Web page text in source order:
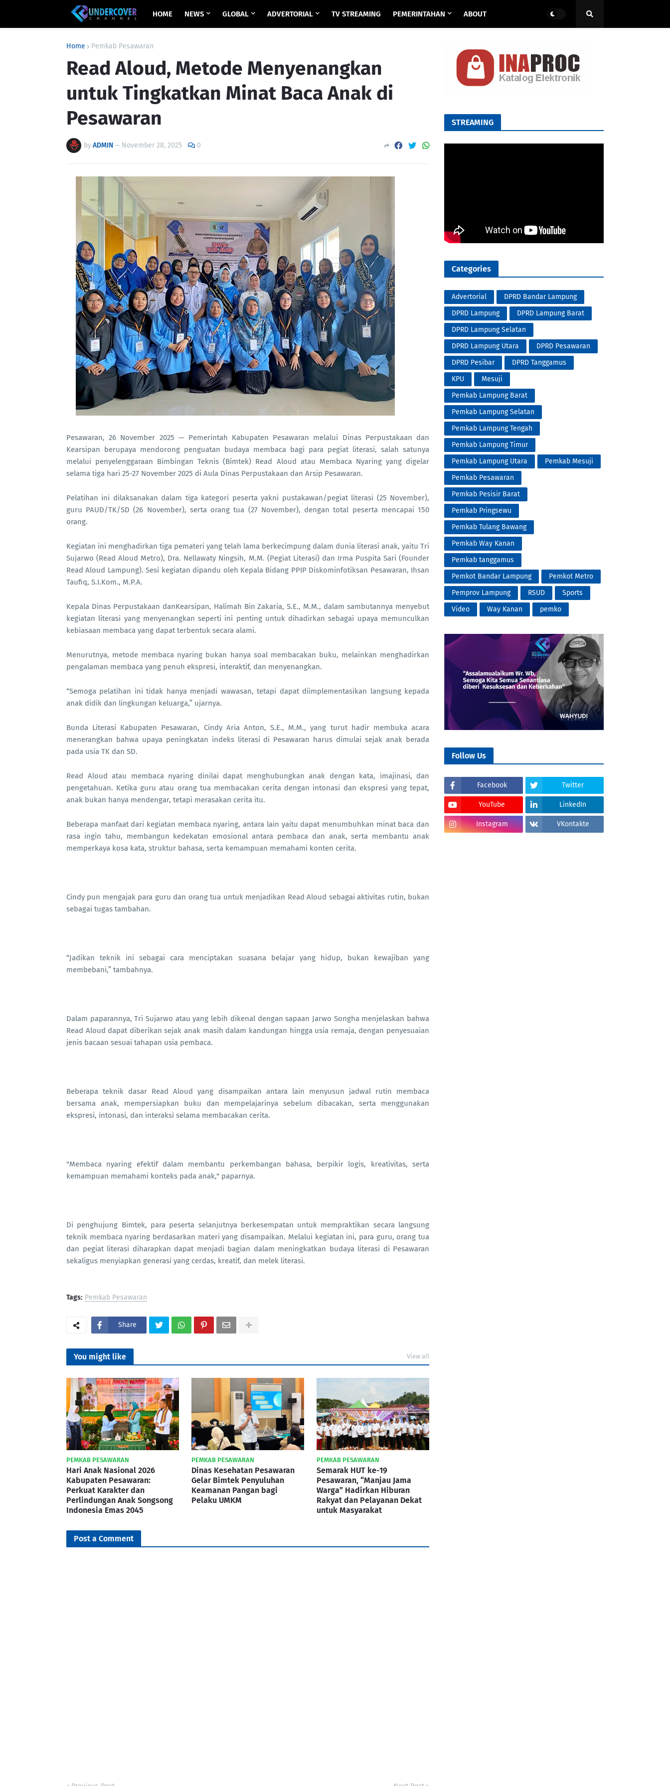
HOME NEWS GLOBAL ADVERTORIAL TV STREAMING PEMERINTAHAN ABOUT
Home Pemkab Pesawaran
Read Aloud, Metode Menyenangkan
untuk Tingkatkan Minat Baca Anak di
Pesawaran
byADMIN— November 28, 2025 0
Pesawaran, 26 November 2025 — Pemerintah Kabupaten Pesawaran melalui Dinas Perpustakaan dan
Kearsipan berupaya mendorong penguatan budaya membaca bagi para pegiat literasi, salah satunya
melalui penyelenggaraan Bimbingan Teknis (Bimtek) Read Aloud atau Membaca Nyaring yang digelar
selama tiga hari 25-27 November 2025 di Aula Dinas Perpustakaan dan Arsip Pesawaran.
Pelatihan ini dilaksanakan dalam tiga kategori peserta yakni pustakawan/pegiat literasi (25 November),
guru PAUD/TK/SD (26 November), serta orang tua (27 November), dengan total peserta mencapai 150
orang.
Kegiatan ini menghadirkan tiga pemateri yang telah lama berkecimpung dalam dunia literasi anak, yaitu Tri
Sujarwo (Read Aloud Metro), Dra. Nellawaty Ningsih, M.M. (Pegiat Literasi) dan Irma Puspita Sari (Founder
Read Aloud Lampung). Sesi kegiatan dipandu oleh Kepala Bidang PPIP Diskominfotiksan Pesawaran, Ihsan
Taufiq, S.I.Kom., M.P.A.
Kepala Dinas Perpustakaan danKearsipan, Halimah Bin Zakaria, S.E., M.M., dalam sambutannya menyebut
kegiatan literasi yang menyenangkan seperti ini penting untuk dihadirkan sebagai upaya memunculkan
kebiasaan membaca yang dapat terbentuk secara alami.
Menurutnya, metode membaca nyaring bukan hanya soal membacakan buku, melainkan menghadirkan
pengalaman membaca yang penuh ekspresi, interaktif, dan menyenangkan.
“Semoga pelatihan ini tidak hanya menjadi wawasan, tetapi dapat diimplementasikan langsung kepada
anak didik dan lingkungan keluarga,” ujarnya.
Bunda Literasi Kabupaten Pesawaran, Cindy Aria Anton, S.E., M.M., yang turut hadir membuka acara
menerangkan bahwa upaya peningkatan indeks literasi di Pesawaran harus dimulai sejak anak berada
pada usia TK dan SD.
Read Aloud atau membaca nyaring dinilai dapat menghubungkan anak dengan kata, imajinasi, dan
pengetahuan. Ketika guru atau orang tua membacakan cerita dengan intonasi dan ekspresi yang tepat,
anak bukan hanya mendengar, tetapi merasakan cerita itu.
Beberapa manfaat dari kegiatan membaca nyaring, antara lain yaitu dapat menumbuhkan minat baca dan
rasa ingin tahu, membangun kedekatan emosional antara pembaca dan anak, serta membantu anak
memperkaya kosa kata, struktur bahasa, serta kemampuan memahami konten cerita.
Cindy pun mengajak para guru dan orang tua untuk menjadikan Read Aloud sebagai aktivitas rutin, bukan
sebagai tugas tambahan.
“Jadikan teknik ini sebagai cara menciptakan suasana belajar yang hidup, bukan kewajiban yang
membebani,” tambahnya.
Dalam paparannya, Tri Sujarwo atau yang lebih dikenal dengan sapaan Jarwo Songha menjelaskan bahwa
Read Aloud dapat diberikan sejak anak masih dalam kandungan hingga usia remaja, dengan penyesuaian
jenis bacaan sesuai tahapan usia pembaca.
Beberapa teknik dasar Read Aloud yang disampaikan antara lain menyusun jadwal rutin membaca
bersama anak, mempersiapkan buku dan mempelajarinya sebelum dibacakan, serta menggunakan
ekspresi, intonasi, dan interaksi selama membacakan cerita.
"Membaca nyaring efektif dalam membantu perkembangan bahasa, berpikir logis, kreativitas, serta
kemampuan memahami konteks pada anak," paparnya.
Di penghujung Bimtek, para peserta selanjutnya berkesempatan untuk mempraktikan secara langsung
teknik membaca nyaring berdasarkan materi yang disampaikan. Melalui kegiatan ini, para guru, orang tua
dan pegiat literasi diharapkan dapat menjadi bagian dalam meningkatkan budaya literasi di Pesawaran
sekaligus menyiapkan generasi yang cerdas, kreatif, dan melek literasi.
Tags: Pemkab Pesawaran
Share
You might like View all
PEMKAB PESAWARAN
Hari Anak Nasional 2026
Kabupaten Pesawaran:
Perkuat Karakter dan
Perlindungan Anak Songsong
Indonesia Emas 2045
PEMKAB PESAWARAN
Dinas Kesehatan Pesawaran
Gelar Bimtek Penyuluhan
Keamanan Pangan bagi
Pelaku UMKM
PEMKAB PESAWARAN
Semarak HUT ke-19
Pesawaran, “Manjau Jama
Warga” Hadirkan Hiburan
Rakyat dan Pelayanan Dekat
untuk Masyarakat
Post a Comment
STREAMING
Categories
Advertorial
DPRD Bandar Lampung
DPRD Lampung
DPRD Lampung Barat
DPRD Lampung Selatan
DPRD Lampung Utara
DPRD Pesawaran
DPRD Pesibar
DPRD Tanggamus
KPU
Mesuji
Pemkab Lampung Barat
Pemkab Lampung Selatan
Pemkab Lampung Tengah
Pemkab Lampung Timur
Pemkab Lampung Utara
Pemkab Mesuji
Pemkab Pesawaran
Pemkab Pesisir Barat
Pemkab Pringsewu
Pemkab Tulang Bawang
Pemkab Way Kanan
Pemkab tanggamus
Pemkot Bandar Lampung
Pemkot Metro
Pemprov Lampung
RSUD
Sports
Video
Way Kanan pemko
Follow Us
Facebook Twitter
YouTube LinkedIn
Instagram VKontakte